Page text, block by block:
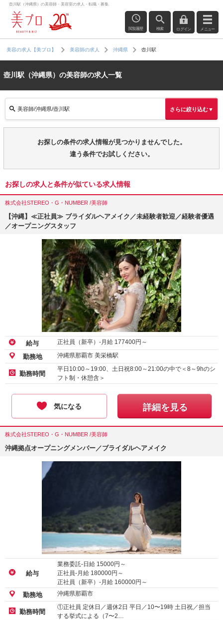
壺川駅（沖縄県）の美容師・美容室の求人・転職・募集
閲覧履歴 検索 ログイン メニュー
美容の求人【美プロ】 美容師の求人 沖縄県 壺川駅
壺川駅（沖縄県）の美容師の求人一覧
美容師/沖縄県/壺川駅 さらに絞り込む▼
お探しの条件の求人情報が見つかりませんでした。
違う条件でお試しください。
お探しの求人と条件が似ている求人情報
株式会社STEREO・G・NUMBER /美容師
【沖縄】≪正社員≫ ブライダルヘアメイク／未経験者歓迎／経験者優遇
／オープニングスタッフ
給与 正社員（新卒）-月給 177400円～
勤務地 沖縄県那覇市 美栄橋駅
勤務時間
平日10:00～19:00、土日祝8:00～21:00の中で＜8～9hのシ
フト制・休憩含＞
気になる 詳細を見る
株式会社STEREO・G・NUMBER /美容師
沖縄拠点オープニングメンバー／ブライダルヘアメイク
給与
業務委託-日給 15000円～
正社員-月給 180000円～
正社員（新卒）-月給 160000円～
勤務地 沖縄県那覇市
勤務時間
①正社員 定休日／週休2日 平日／10〜19時 土日祝／担当
する挙式による（7〜2…